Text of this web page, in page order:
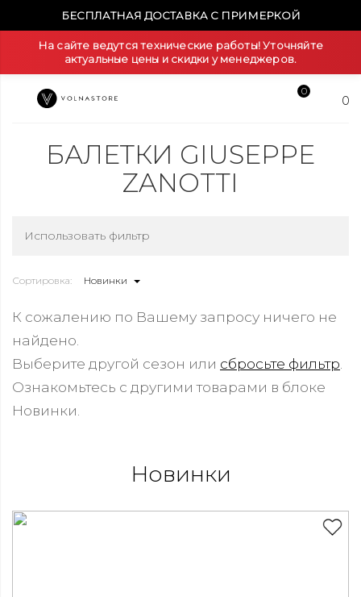
БЕСПЛАТНАЯ ДОСТАВКА С ПРИМЕРКОЙ
На сайте ведутся технические работы! Уточняйте
актуальные цены и скидки у менеджеров.
0
0
БАЛЕТКИ GIUSEPPE
ZANOTTI
Использовать фильтр
Сортировка: Новинки
К сожалению по Вашему запросу ничего не
найдено.
Выберите другой сезон или сбросьте фильтр
Ознакомьтесь с другими товарами в блоке
Новинки.
Новинки